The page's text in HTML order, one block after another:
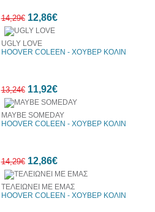
14,29€ 12,86€
UGLY LOVE
HOOVER COLEEN - ΧΟΥΒΕΡ ΚΟΛΙΝ
13,24€ 11,92€
MAYBE SOMEDAY
HOOVER COLEEN - ΧΟΥΒΕΡ ΚΟΛΙΝ
14,29€ 12,86€
ΤΕΛΕΙΩΝΕΙ ΜΕ ΕΜΑΣ
HOOVER COLEEN - ΧΟΥΒΕΡ ΚΟΛΙΝ